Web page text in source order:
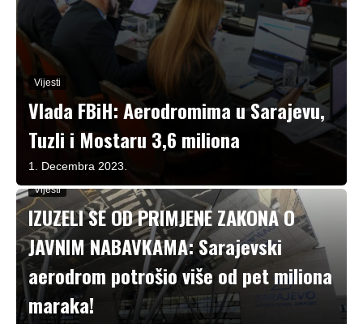
Vijesti
Vlada FBiH: Aerodromima u Sarajevu,
Tuzli i Mostaru 3,6 miliona
1. Decembra 2023.
Vijesti
IZUZELI SE OD PRIMJENE ZAKONA O
JAVNIM NABAVKAMA: Sarajevski
aerodrom potrošio više od pet miliona
maraka!